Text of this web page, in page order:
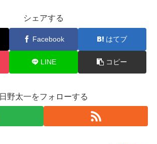
シェアする
Facebook はてブ
LINE コピー
日野太一をフォローする